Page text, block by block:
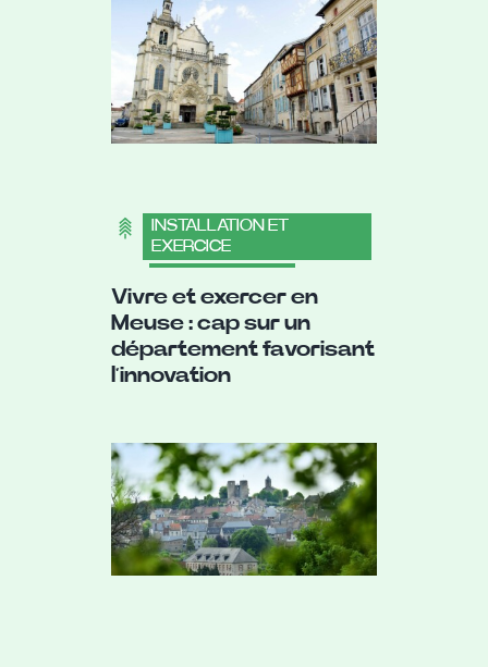
INSTALLATION ET
EXERCICE
MÉDICAL ,
DÉCOUVRIR LES VILLES
Vivre et exercer en
Meuse : cap sur un
département favorisant
l’innovation